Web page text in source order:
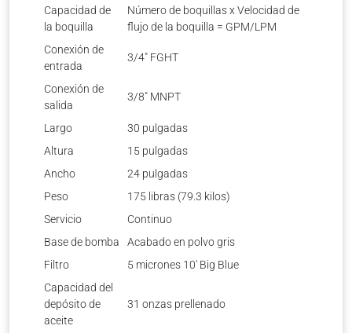
Capacidad de
la boquilla
Número de boquillas x Velocidad de
flujo de la boquilla = GPM/LPM
Conexión de
entrada
3/4″ FGHT
Conexión de
salida
3/8″ MNPT
Largo
30 pulgadas
Altura
15 pulgadas
Ancho
24 pulgadas
Peso
175 libras (79.3 kilos)
Servicio
Continuo
Base de bomba
Acabado en polvo gris
Filtro
5 micrones 10′ Big Blue
Capacidad del
depósito de
aceite
31 onzas prellenado